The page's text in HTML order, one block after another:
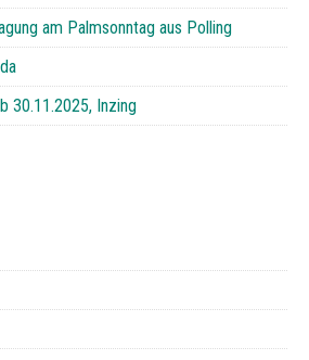
am Palmsonntag aus Polling
30.11.2025, Inzing